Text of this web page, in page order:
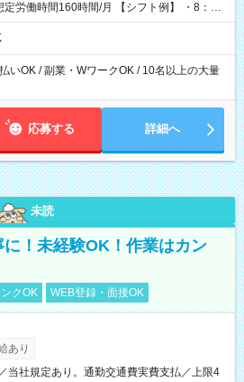
160時間/月 【シフト例】 ・8：00
いOK / 副業・WワークOK / 10名以上の大量
応募する 詳細へ
未読
！未経験OK！作業はカン
クOK WEB登録・面接OK
あり
当社規定あり。通勤交通費実費支払／上限4